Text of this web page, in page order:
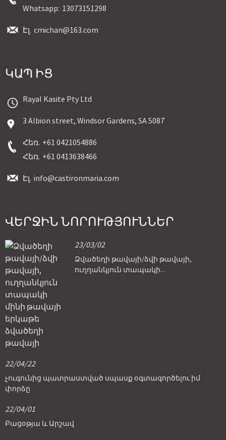
Whatsapp: 13073151298
Էլ. cmichan@163.com
ԿԱՊ ԻՑ
Rayal Kasite Pty Ltd
3 Albion street, Windsor Gardens, SA 5087
Հեռ. +61 0421054886
Հեռ. +61 0413638466
Էլ. info@castironmaria.com
ՎԵՐՋԻՆ ՆՈՐՈՒԹՅՈՒՆՆԵՐ
23/03/02
Ձվածեղի թավայի/ձվի թավայի,
ուղղանկյուն տապակի...
22/04/22
չուգունից պատրաստված սպասք օգտագործելու իմ
փորձը
22/04/01
Բացօթյա և Արշավ